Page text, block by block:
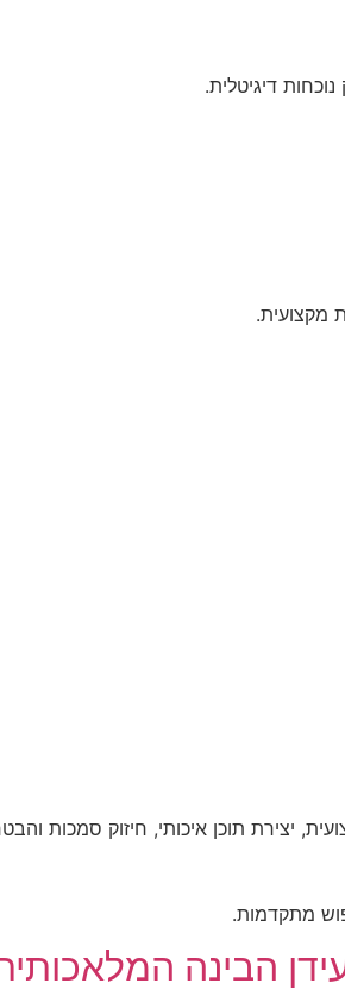
דיגיטלית.
יצירת תוכן איכותי, חיזוק סמכות
הבינה